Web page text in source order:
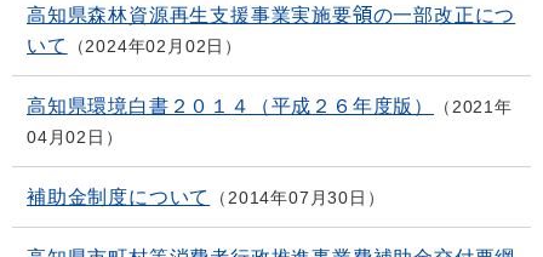
高知県森林資源再生支援事業実施要領の一部改正につ
いて
2024年02月02日
高知県環境白書２０１４（平成２６年度版）
2021年
04月02日
補助金制度について 2014年07月30日